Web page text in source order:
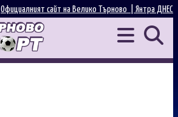
Янтра ДНЕС
Официалният сайт на Велико Търново |